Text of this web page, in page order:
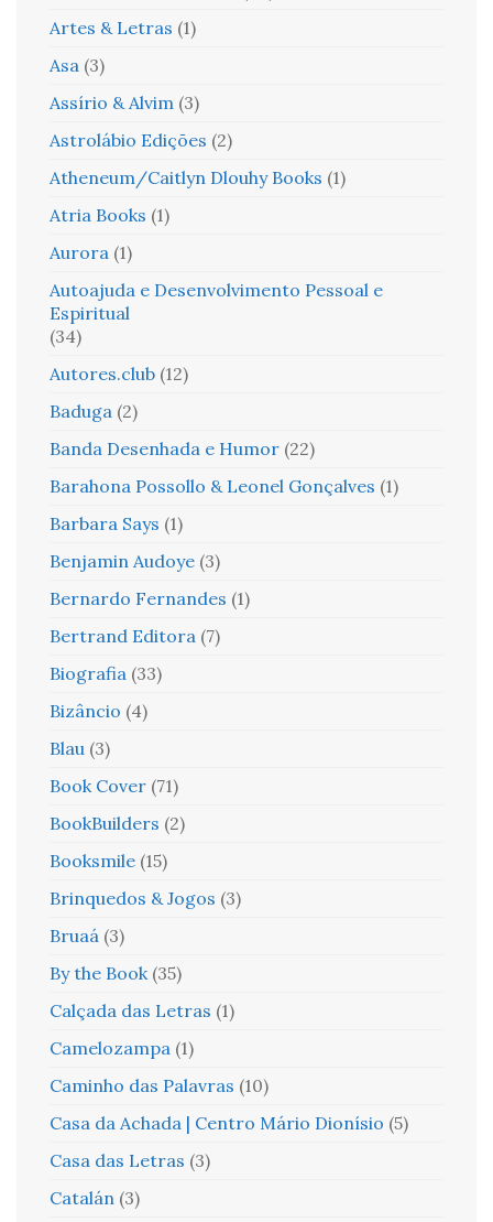
Artes & Letras (1)
Asa (3)
Assírio & Alvim (3)
Astrolábio Edições (2)
Atheneum/Caitlyn Dlouhy Books (1)
Atria Books (1)
Aurora (1)
Autoajuda e Desenvolvimento Pessoal e
Espiritual
(34)
Autores.club (12)
Baduga (2)
Banda Desenhada e Humor (22)
Barahona Possollo & Leonel Gonçalves (1)
Barbara Says (1)
Benjamin Audoye (3)
Bernardo Fernandes (1)
Bertrand Editora (7)
Biografia (33)
Bizâncio (4)
Blau (3)
Book Cover (71)
BookBuilders (2)
Booksmile (15)
Brinquedos & Jogos (3)
Bruaá (3)
By the Book (35)
Calçada das Letras (1)
Camelozampa (1)
Caminho das Palavras (10)
Casa da Achada | Centro Mário Dionísio (5)
Casa das Letras (3)
Catalán (3)